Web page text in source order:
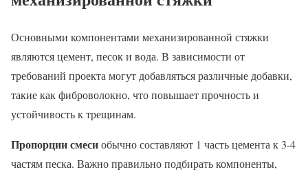
Основными компонентами механизированной стяжки
являются цемент, песок и вода. В зависимости от
требований проекта могут добавляться различные добавки,
такие как фиброволокно, что повышает прочность и
устойчивость к трещинам.
Пропорции смесиобычно составляют 1 часть цемента к 3-4
частям песка. Важно правильно подбирать компоненты,